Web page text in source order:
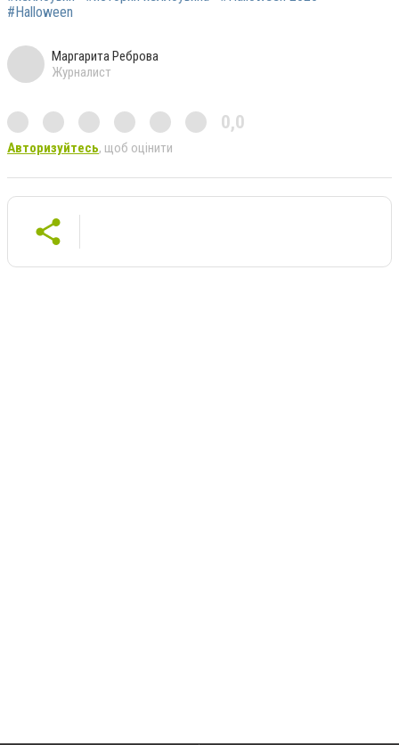
#Halloween
Маргарита Реброва
Журналист
0,0
Авторизуйтесь, щоб оцінити